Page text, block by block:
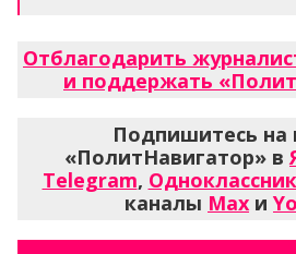
Отблагодарить
и поддержать
Подпишитесь на
«ПолитНавигатор» в
Telegram,
каналы Max и